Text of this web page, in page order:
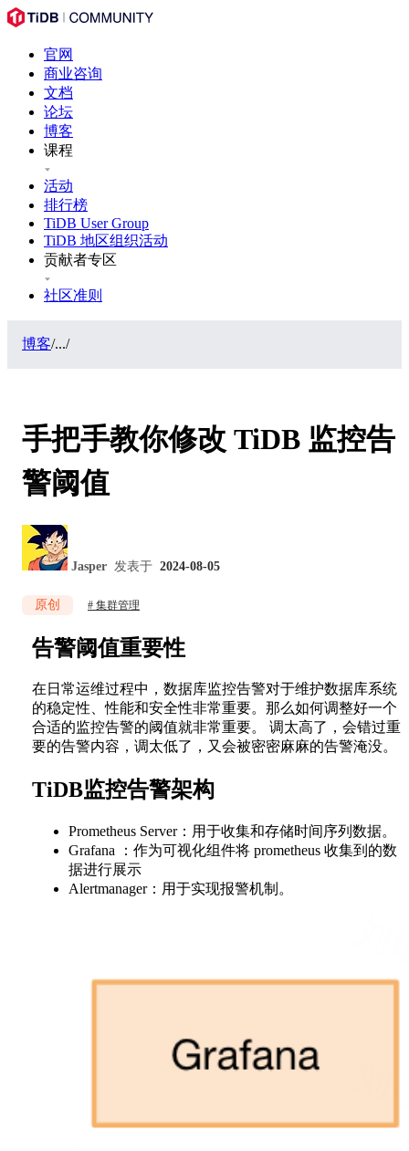
官网
商业咨询
文档
论坛
博客
课程
活动
排行榜
TiDB User Group
TiDB 地区组织活动
贡献者专区
社区准则
博客/.../
手把手教你修改 TiDB 监控告
警阈值
Jasper 发表于 2024-08-05
原创 集群管理
告警阈值重要性
在日常运维过程中，数据库监控告警对于维护数据库系统
的稳定性、性能和安全性非常重要。那么如何调整好一个
合适的监控告警的阈值就非常重要。 调太高了，会错过重
要的告警内容，调太低了，又会被密密麻麻的告警淹没。
TiDB监控告警架构
Prometheus Server：用于收集和存储时间序列数据。
Grafana ：作为可视化组件将 prometheus 收集到的数
据进行展示
Alertmanager：用于实现报警机制。